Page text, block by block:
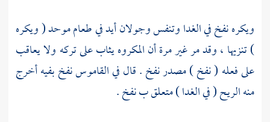
ويكره نفخ في الغدا وتنفس وجولان أيد في طعام موحد ( ويكره
) تنزيها ، وقد مر غير مرة أن المكروه يثاب على تركه ولا يعاقب
على فعله ( نفخ ) مصدر نفخ . قال في القاموس نفخ بفيه أخرج
منه الريح ( في الغدا ) متعلق ب نفخ .